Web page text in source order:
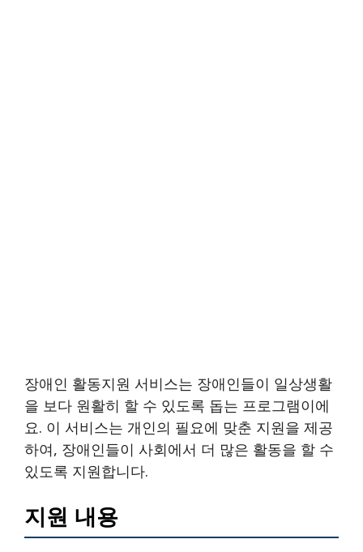
장애인 활동지원 서비스는 장애인들이 일상생활
을 보다 원활히 할 수 있도록 돕는 프로그램이에
요. 이 서비스는 개인의 필요에 맞춘 지원을 제공
하여, 장애인들이 사회에서 더 많은 활동을 할 수
있도록 지원합니다.
지원 내용